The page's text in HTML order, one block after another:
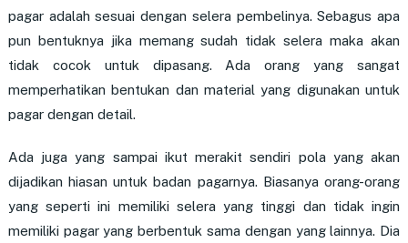
pagar adalah sesuai dengan selera pembelinya. Sebagus apa
pun bentuknya jika memang sudah tidak selera maka akan
tidak cocok untuk dipasang. Ada orang yang sangat
memperhatikan bentukan dan material yang digunakan untuk
pagar dengan detail.
Ada juga yang sampai ikut merakit sendiri pola yang akan
dijadikan hiasan untuk badan pagarnya. Biasanya orang-orang
yang seperti ini memiliki selera yang tinggi dan tidak ingin
memiliki pagar yang berbentuk sama dengan yang lainnya. Dia